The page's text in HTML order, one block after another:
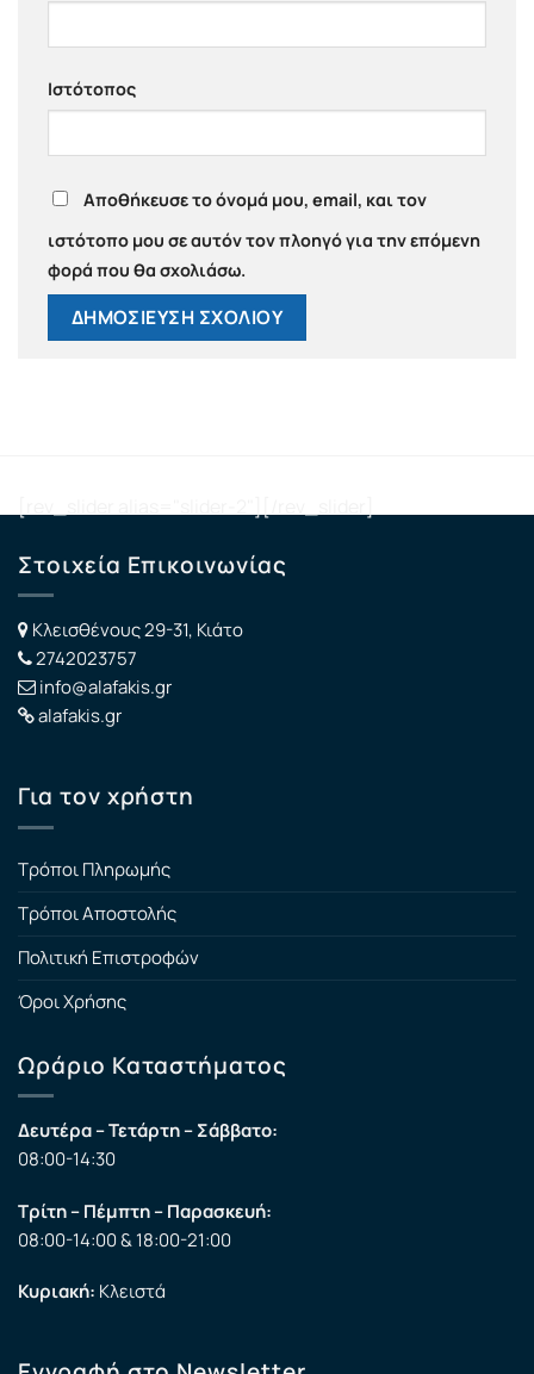
Ιστότοπος
Αποθήκευσε το όνομά μου, email, και τον
ιστότοπο μου σε αυτόν τον πλοηγό για την επόμενη
φορά που θα σχολιάσω.
Στοιχεία Επικοινωνίας
Κλεισθένους 29-31, Κιάτο
2742023757
info@alafakis.gr
alafakis.gr
Για τον χρήστη
Τρόποι Πληρωμής
Τρόποι Αποστολής
Πολιτική Επιστροφών
Όροι Χρήσης
Ωράριο Καταστήματος
Δευτέρα – Τετάρτη – Σάββατο:
08:00-14:30
Τρίτη – Πέμπτη – Παρασκευή:
08:00-14:00 & 18:00-21:00
Κυριακή: Κλειστά